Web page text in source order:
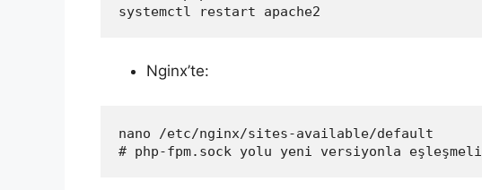
systemctl restart apache2
Nginx’te:
nano /etc/nginx/sites-available/default
# php-fpm.sock yolu yeni versiyonla eşleşmeli